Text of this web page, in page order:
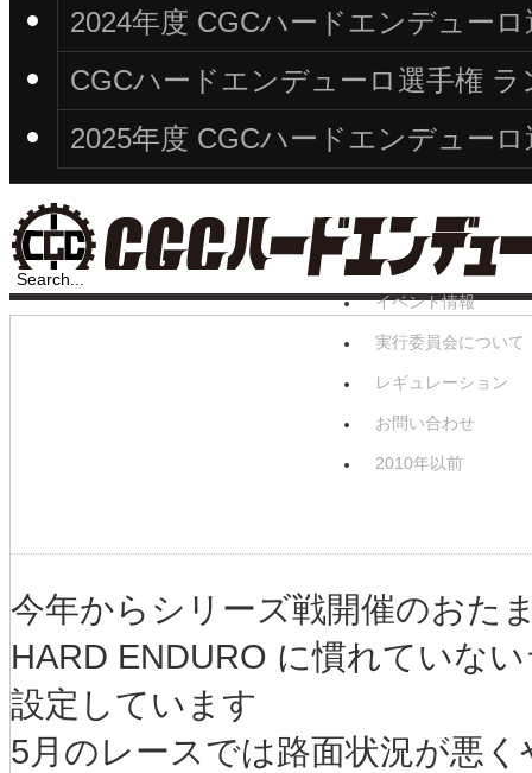
2024年度 CGCハードエンデュー
CGCハードエンデューロ選手権 ラ
2025年度 CGCハードエンデュー
イベント情報
実行委員会について
レギュレーション
お問い合わせ
2010年以前
今年からシリーズ戦開催のおた
HARD ENDURO に慣れていな
設定しています
5月のレースでは路面状況が悪